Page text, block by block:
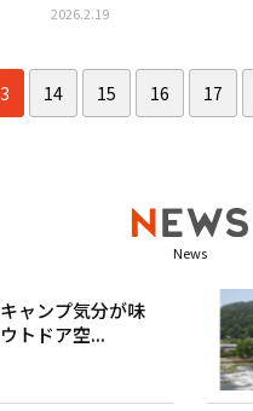
2026.2.19
14 15 16 17
News
ャンプ気分が味
トドア空...